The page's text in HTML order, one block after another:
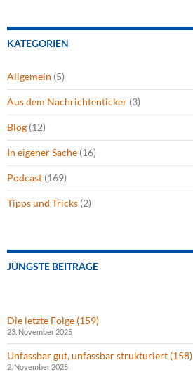
KATEGORIEN
Allgemein (5)
Aus dem Nachrichtenticker (3)
Blog (12)
In eigener Sache (16)
Podcast (169)
Tipps und Tricks (2)
JÜNGSTE BEITRÄGE
Die letzte Folge (159)
23. November 2025
Unfassbar gut, unfassbar strukturiert (158)
2. November 2025